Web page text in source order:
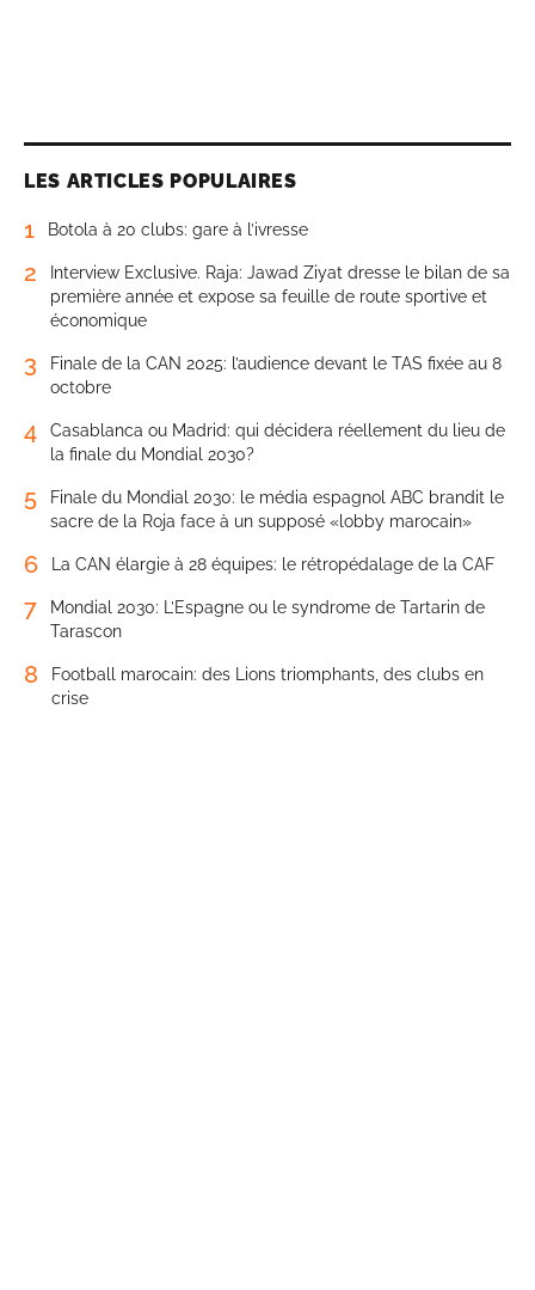
LES ARTICLES POPULAIRES
1 Botola à 20 clubs: gare à l’ivresse
2
Interview Exclusive. Raja: Jawad Ziyat dresse le bilan de sa
première année et expose sa feuille de route sportive et
économique
3
Finale de la CAN 2025: l’audience devant le TAS fixée au 8
octobre
4
Casablanca ou Madrid: qui décidera réellement du lieu de
la finale du Mondial 2030?
5
Finale du Mondial 2030: le média espagnol ABC brandit le
sacre de la Roja face à un supposé «lobby marocain»
6 La CAN élargie à 28 équipes: le rétropédalage de la CAF
7
Mondial 2030: L’Espagne ou le syndrome de Tartarin de
Tarascon
8
Football marocain: des Lions triomphants, des clubs en
crise